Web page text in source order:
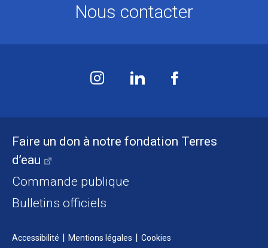
Faire un don à notre fondation Terres
d’eau
Commande publique
Bulletins officiels
Accessibilité Mentions légales Cookies
Nous contacter